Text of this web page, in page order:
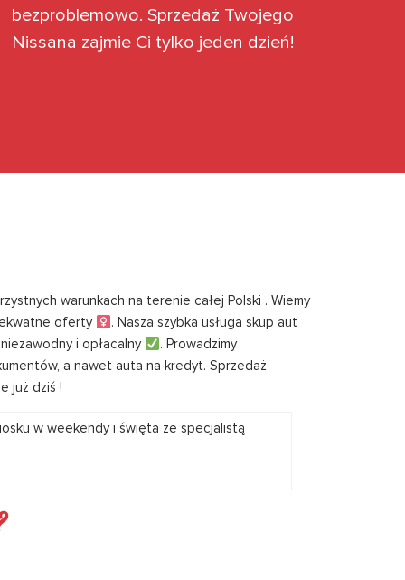
bezproblemowo. Sprzedaż Twojego
Nissana zajmie Ci tylko jeden dzień!
warunkach na terenie całej Polski . Wiemy
oferty
. Nasza szybka usługa skup aut
i opłacalny
. Prowadzimy
a nawet auta na kredyt. Sprzedaż
już dziś !